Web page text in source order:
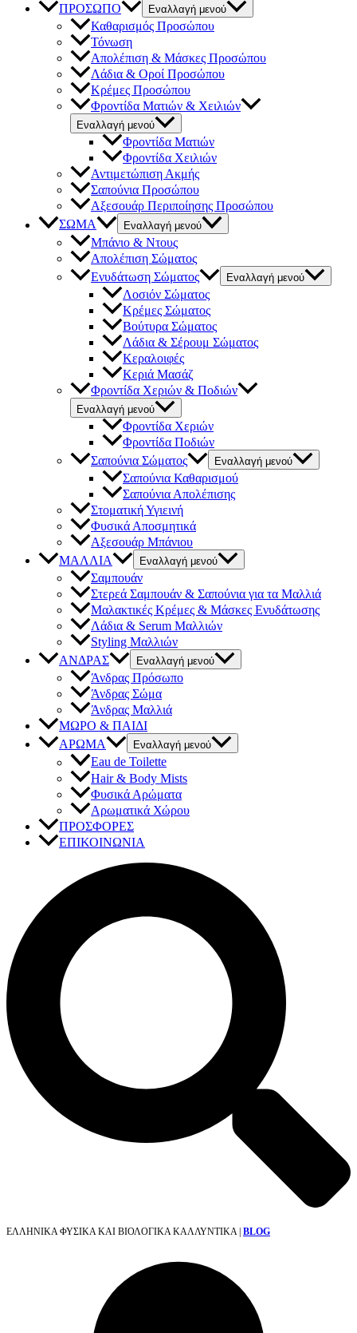
ΠΡΟΣΩΠΟ
Εναλλαγή μενού
Καθαρισμός Προσώπου
Τόνωση
Απολέπιση & Μάσκες Προσώπου
Λάδια & Οροί Προσώπου
Κρέμες Προσώπου
Φροντίδα Ματιών & Χειλιών
Εναλλαγή μενού
Φροντίδα Ματιών
Φροντίδα Χειλιών
Αντιμετώπιση Ακμής
Σαπούνια Προσώπου
Αξεσουάρ Περιποίησης Προσώπου
ΣΩΜΑ
Εναλλαγή μενού
Μπάνιο & Ντους
Απολέπιση Σώματος
Ενυδάτωση Σώματος
Εναλλαγή μενού
Λοσιόν Σώματος
Κρέμες Σώματος
Βούτυρα Σώματος
Λάδια & Σέρουμ Σώματος
Κεραλοιφές
Κεριά Μασάζ
Φροντίδα Χεριών & Ποδιών
Εναλλαγή μενού
Φροντίδα Χεριών
Φροντίδα Ποδιών
Σαπούνια Σώματος
Εναλλαγή μενού
Σαπούνια Καθαρισμού
Σαπούνια Απολέπισης
Στοματική Υγιεινή
Φυσικά Αποσμητικά
Αξεσουάρ Μπάνιου
ΜΑΛΛΙΑ
Εναλλαγή μενού
Σαμπουάν
Στερεά Σαμπουάν & Σαπούνια για τα Μαλλιά
Μαλακτικές Κρέμες & Μάσκες Ενυδάτωσης
Λάδια & Serum Μαλλιών
Styling Μαλλιών
ΑΝΔΡΑΣ
Εναλλαγή μενού
Άνδρας Πρόσωπο
Άνδρας Σώμα
Άνδρας Μαλλιά
ΜΩΡΟ & ΠΑΙΔΙ
ΑΡΩΜΑ
Εναλλαγή μενού
Eau de Toilette
Hair & Body Mists
Φυσικά Αρώματα
Αρωματικά Χώρου
ΠΡΟΣΦΟΡΕΣ
ΕΠΙΚΟΙΝΩΝΙΑ
ΕΛΛΗΝΙΚΑ ΦΥΣΙΚΑ ΚΑΙ ΒΙΟΛΟΓΙΚΑ ΚΑΛΛΥΝΤΙΚΑ | BLOG